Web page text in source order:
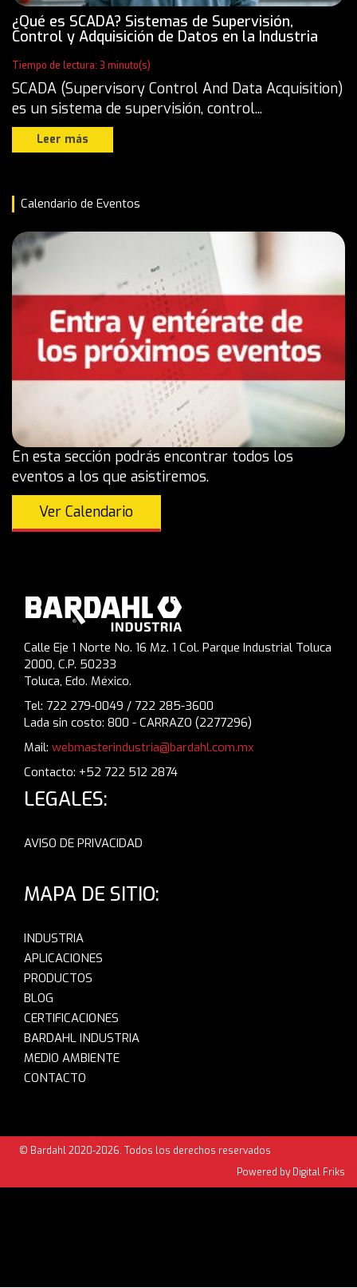
¿Qué es SCADA? Sistemas de Supervisión,
Control y Adquisición de Datos en la Industria
Tiempo de lectura: 3 minuto(s)
SCADA (Supervisory Control And Data Acquisition)
es un sistema de supervisión, control...
Leer más
Calendario de Eventos
En esta sección podrás encontrar todos los
eventos a los que asistiremos.
Ver Calendario
Calle Eje 1 Norte No. 16 Mz. 1 Col. Parque Industrial Toluca
2000, C.P. 50233
Toluca, Edo. México.
Tel: 722 279-0049 / 722 285-3600
Lada sin costo: 800 - CARRAZO (2277296)
Mail: webmasterindustria@bardahl.com.mx
Contacto: +52 722 512 2874
LEGALES:
AVISO DE PRIVACIDAD
MAPA DE SITIO:
INDUSTRIA
APLICACIONES
PRODUCTOS
BLOG
CERTIFICACIONES
BARDAHL INDUSTRIA
MEDIO AMBIENTE
CONTACTO
© Bardahl 2020-2026. Todos los derechos reservados
Powered by Digital Friks